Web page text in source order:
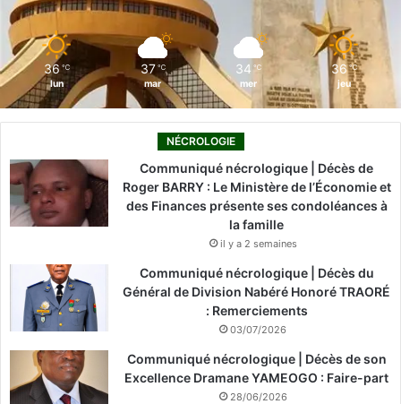
k
n
36 ℃
lun
37 ℃
mar
34 ℃
mer
36 ℃
jeu
NÉCROLOGIE
Communiqué nécrologique | Décès de
Roger BARRY : Le Ministère de l’Économie et
des Finances présente ses condoléances à
la famille
il y a 2 semaines
Communiqué nécrologique | Décès du
Général de Division Nabéré Honoré TRAORÉ
: Remerciements
03/07/2026
Communiqué nécrologique | Décès de son
Excellence Dramane YAMEOGO : Faire-part
28/06/2026